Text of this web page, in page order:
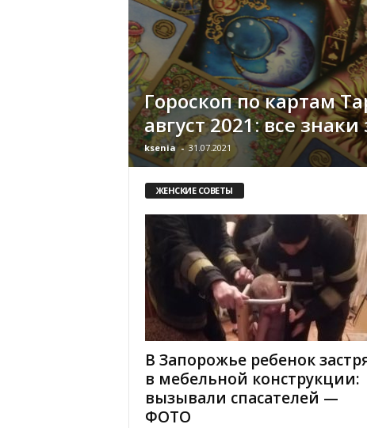
В
Е
Р
Ж
Е
»
Гороскоп по картам
август 2021: все
ksenia - 31.07.2021
ЖЕНСКИЕ СОВЕТЫ
В Запорожье ребенок
в мебельной конструкции:
вызывали спасателей —
ФОТО